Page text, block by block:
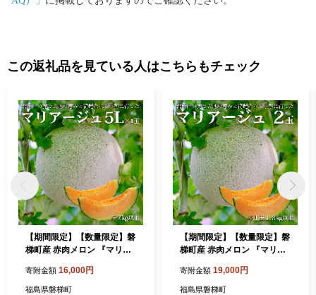
この返礼品を見ている人はこちらもチェック
【期間限定】【数量限定】磐
梯町産 赤肉メロン 『マリア
8月10日以降順次発送
寄附金額 16,000円
福島県磐梯町
【期間限定】【数量限定】磐
梯町産 赤肉メロン 『マリア
8月10日以降順次発送
寄附金額 19,000円
福島県磐梯町